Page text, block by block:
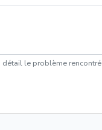
détail le problème rencontré